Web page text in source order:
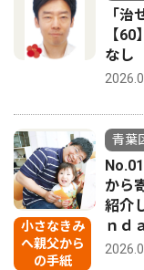
「
【
なし
小さなきみ
へ親父から
の手紙
青葉
から
紹介
ｎｄ